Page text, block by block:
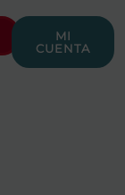
MI
CUENTA